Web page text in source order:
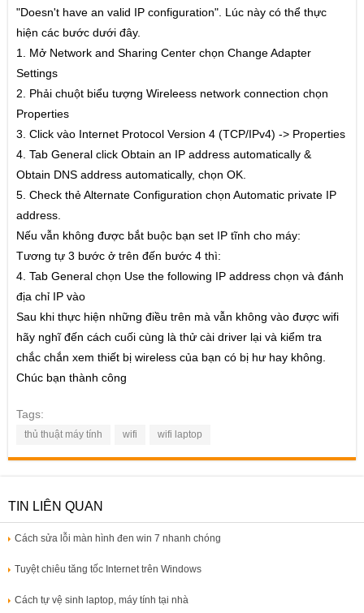
Tiến lên miền nam đếm lá
Chắn
Tá lả -
Phỏm
Binh chợ lớn
Cờ tướng
Cờ úp
Poker
Tiến Lên miền nam
Liêng
CỘNG ĐỒNG
Diễn đàn
Fanpage
"Doesn't have an valid IP configuration". Lúc này có thể thực
hiện các bước dưới đây.
1. Mở Network and Sharing Center chọn Change Adapter
Settings
2. Phải chuột biểu tượng Wireleess network connection chọn
Properties
3. Click vào Internet Protocol Version 4 (TCP/IPv4) -> Properties
4. Tab General click Obtain an IP address automatically &
Obtain DNS address automatically, chọn OK.
5. Check thẻ Alternate Configuration chọn Automatic private IP
address.
Nếu vẫn không được bắt buộc bạn set IP tĩnh cho máy:
Tương tự 3 bước ở trên đến bước 4 thì:
4. Tab General chọn Use the following IP address chọn và đánh
địa chỉ IP vào
Sau khi thực hiện những điều trên mà vẫn không vào được wifi
hãy nghĩ đến cách cuối cùng là thử cài driver lại và kiểm tra
chắc chắn xem thiết bị wireless của bạn có bị hư hay không.
Chúc bạn thành công
Tags:
thủ thuật máy tính wifi wifi laptop
TIN LIÊN QUAN
Cách sửa lỗi màn hình đen win 7 nhanh chóng
Tuyệt chiêu tăng tốc Internet trên Windows
Cách tự vệ sinh laptop, máy tính tại nhà